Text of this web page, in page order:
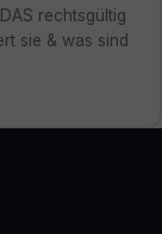
rechtsgültig
sie & was sind